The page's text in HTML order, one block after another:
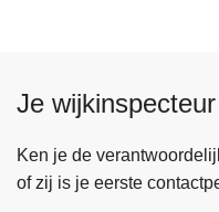
Je wijkinspecteur
Ken je de
of zij is je eerste